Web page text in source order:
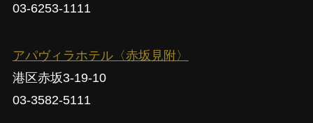
03-6253-1111
アパヴィラホテル〈赤坂見附〉
港区赤坂3-19-10
03-3582-5111